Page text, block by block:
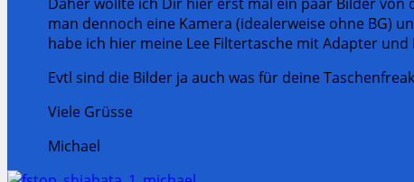
man dennoch eine Kamera (idealerweise ohne BG)
habe ich hier meine Lee Filtertasche mit Adapter
Evtl sind die Bilder ja auch was für deine
Viele Grüsse
Michael